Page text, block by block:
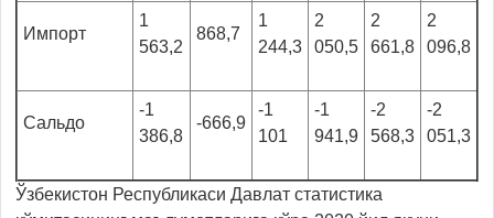
Импорт
1
563,2
868,7
1
244,3
2
050,5
2
661,8
2
096,8
Сальдо
-1
386,8
-666,9
-1
101
-1
941,9
-2
568,3
-2
051,3
Ўзбекистон Республикаси Давлат статистика